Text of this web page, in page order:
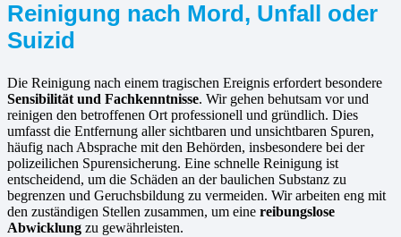
Reinigung nach Mord, Unfall oder
Suizid
Die Reinigung nach einem tragischen Ereignis erfordert besondere
Sensibilität und Fachkenntnisse. Wir gehen behutsam vor und
reinigen den betroffenen Ort professionell und gründlich. Dies
umfasst die Entfernung aller sichtbaren und unsichtbaren Spuren,
häufig nach Absprache mit den Behörden, insbesondere bei der
polizeilichen Spurensicherung. Eine schnelle Reinigung ist
entscheidend, um die Schäden an der baulichen Substanz zu
begrenzen und Geruchsbildung zu vermeiden. Wir arbeiten eng mit
den zuständigen Stellen zusammen, um eine reibungslose
Abwicklung zu gewährleisten.